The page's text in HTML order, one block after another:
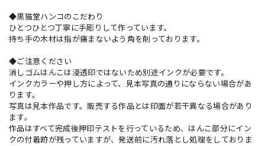
◆黒猫堂ハンコのこだわり
ひとつひとつ丁寧に手彫りして作っています。
持ち手の木材は指が痛まないよう角を削っております。
◆ご注意ください
消しゴムはんこは浸透印ではないため別途インクが必要です。
インクカラーや押し方によって、見本写真の通りにならない場合があ
ります。
写真は見本作品です。販売する作品とは印面が若干異なる場合があり
ます。
作品はすべて完成後押印テストを行っているため、はんこ部分にイン
クの付着跡が残っていますが、発送前に汚れ落とし処理をしておりま